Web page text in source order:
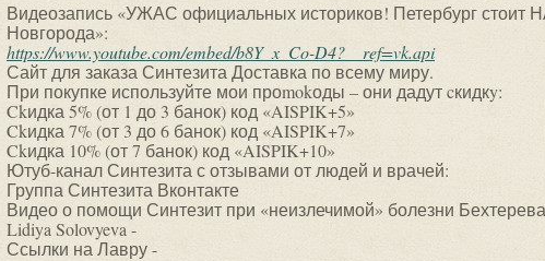
Видеозапись «УЖАС официальных историков! Петербург стоит
Новгорода»:
https://www.youtube.com/embed/b8Y_x_Co-D4?__ref=vk.api
Сайт для заказа Синтезита Доставка по всему миру.
При покупке используйте мои проmokоды – они дадут cкидкy:
Ckидка 5% (от 1 до 3 банок) код «AISPIK+5»
Ckидка 7% (от 3 до 6 банок) код «AISPIK+7»
Ckидка 10% (от 7 банок) код «AISPIK+10»
Ютуб-канал Синтезита с отзывами от людей и врачей:
Группа Синтезита Вконтакте
Видео о помощи Синтезит при «неизлечимой» болезни Бехтерева
Lidiya Solovyeva -
Ссылки на Лавру -